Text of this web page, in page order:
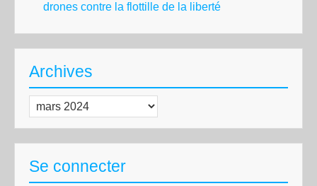
drones contre la flottille de la liberté
Archives
Archives
Se connecter